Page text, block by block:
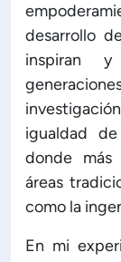
desarrollo
inspiran
igualdad
donde más
áreas
como la
En mi